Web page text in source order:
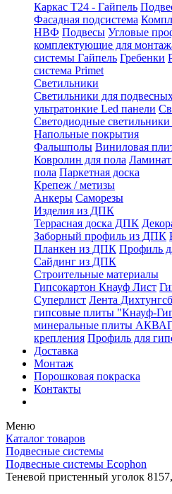
Каркас Т24 - Гайпель
Фасадная подсистема
НВФ Подвесы Угловые
комплектующие для
системы Гайпель Гребенки
система Primet
Светильники
Светильники для
ультратонкие Led панели
Светодиодные
Напольные покрытия
Фальшполы Виниловая
Ковролин для пола Ламинат
пола Паркетная доска
Крепеж / метизы
Анкеры Саморезы
Изделия из ДПК
Террасная доска ДПК
Заборный профиль из ДПК
Планкен из ДПК Профиль
Сайдинг из ДПК
Строительные материалы
Гипсокартон Кнауф Лист
Суперлист Лента
гипсовые плиты "Кнауф-
минеральные плиты
крепления Профиль для
Доставка
Монтаж
Порошковая покраска
Контакты
Меню
Каталог товаров
Подвесные системы
Подвесные системы Ecophon
Теневой пристенный уголок